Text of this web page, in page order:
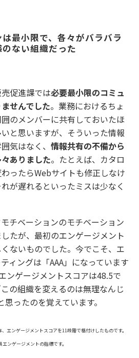
最小限で、各々がバラバラ
ない組織だった
促進課では必要最小限のコミュ
せんでした。業務におけるちょ
のメンバーに共有しておいたほ
と思いますが、そういった情報
気はなく、 情報共有の不備から
ありました。たとえば、カタロ
ったらWebサイトも修正しなけ
が遅れるといったミスは少なく
チベーションのモチベーション
たが、最初のエンゲージメント
ないものでした。今でこそ、エ
ィングは「AAA」になっています
ンゲージメントスコアは48.5で
の組織を変えるのは無理なんじ
ったのを覚えています。
エンゲージメントスコアを11段階で格付けしたものです。
ンゲージメントの指標です。